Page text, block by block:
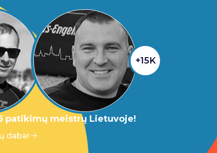
+15K
patikimų meistrų Lietuvoje!
dabar